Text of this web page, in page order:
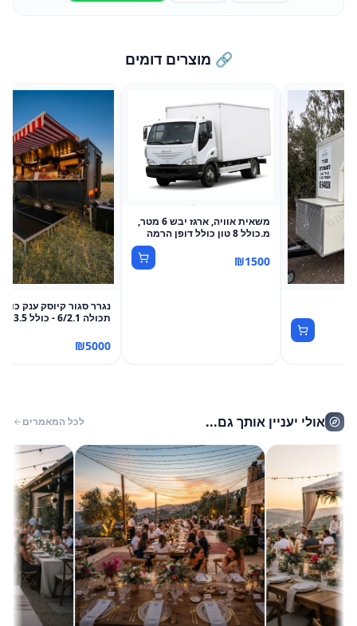
🔗 מוצרים דומים
משאית אוויה, ארגז יבש 6 מטר,
מ.כולל 8 טון כולל דופן הרמה
₪1500
נגרר סגור קיוסק ענק כולל
תכולה 6/2.1 - כולל 3.5 טון
₪5000
אולי יעניין אותך גם... לכל המאמרים